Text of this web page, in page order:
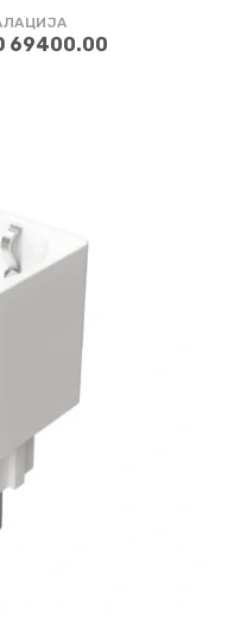
69400.00